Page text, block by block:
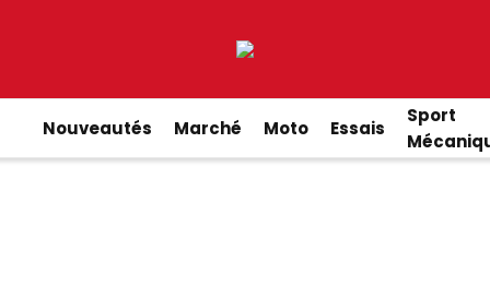
Nouveautés Marché Moto Essais
Sport